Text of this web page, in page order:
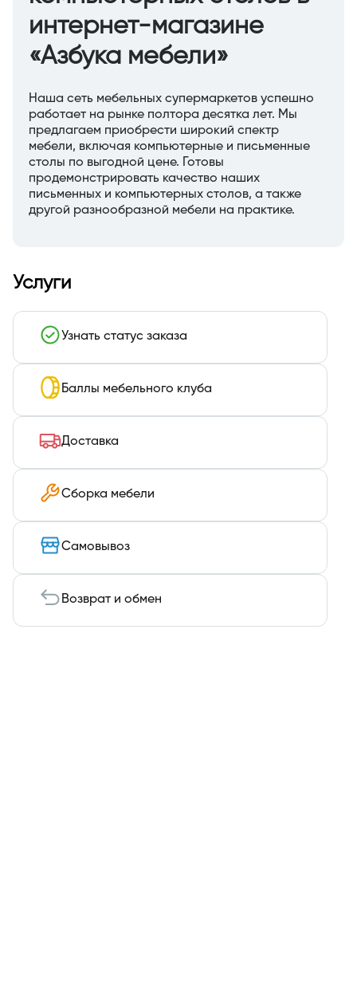
интернет-магазине
«Азбука мебели»
Наша сеть мебельных супермаркетов успешно
работает на рынке полтора десятка лет. Мы
предлагаем приобрести широкий спектр
мебели, включая компьютерные и письменные
столы по выгодной цене. Готовы
продемонстрировать качество наших
письменных и компьютерных столов, а также
другой разнообразной мебели на практике.
Услуги
Узнать статус заказа
Баллы мебельного клуба
Доставка
Сборка мебели
Самовывоз
Возврат и обмен